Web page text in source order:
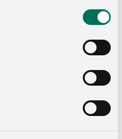
zugreifen,
Mit Ihrer Einstellung
Vorgänge ein. Sie
finden Sie in unserer
Impressum.